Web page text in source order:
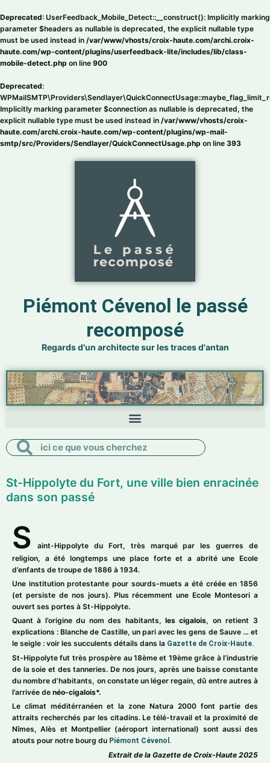
Deprecated: UserFeedback_Mobile_Detect::__construct(): Implicitly marking
parameter $headers as nullable is deprecated, the explicit nullable type
must be used instead in /var/www/vhosts/croix-haute.com/archi.croix-
haute.com/wp-content/plugins/userfeedback-lite/includes/lib/class-
mobile-detect.php on line 900
Deprecated:
Implicitly marking parameter $connection as nullable is deprecated, the
explicit nullable type must be used instead in /var/www/vhosts/croix-
haute.com/archi.croix-haute.com/wp-content/plugins/wp-mail-
smtp/src/Providers/Sendlayer/QuickConnectUsage.php on line 393
au
contenu
Piémont Cévenol le passé
recomposé
Regards d'un architecte sur les traces d'antan
RechercherRechercher
St-Hippolyte du Fort, une ville bien enracinée
dans son passé
S
aint-Hippolyte du Fort, très marqué par les guerres de
religion, a été longtemps une place forte et a abrité une Ecole
d’enfants de troupe de 1886 à 1934.
Une institution protestante pour sourds-muets a été créée en 1856
(et persiste de nos jours). Plus récemment une Ecole Montesori a
ouvert ses portes à St-Hippolyte.
Quant à l’origine du nom des habitants, les cigalois, on retient 3
explications : Blanche de Castille, un pari avec les gens de Sauve … et
le seigle : voir les succulents détails dans la Gazette de Croix-Haute.
St-Hippolyte fut très prospère au 18ème et 19ème grâce à l’industrie
de la soie et des tanneries. De nos jours, après une baisse constante
du nombre d’habitants, on constate un léger regain, dû entre autres à
l’arrivée de néo-cigalois*.
Le climat méditérranéen et la zone Natura 2000 font partie des
attraits recherchés par les citadins. Le télé-travail et la proximité de
Nîmes, Alès et Montpellier (aéroport international) sont aussi des
atouts pour notre bourg du Piémont Cévenol.
Extrait de la Gazette de Croix-Haute 2025